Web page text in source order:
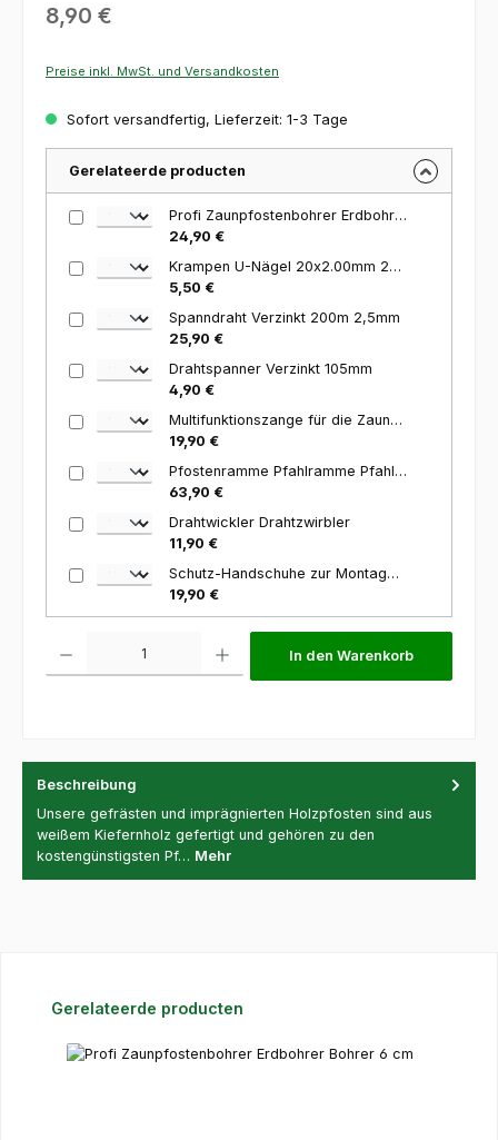
Regulärer Preis:
8,90 €
Preise inkl. MwSt. und Versandkosten
Sofort versandfertig, Lieferzeit: 1-3 Tage
Gerelateerde producten
Profi Zaunpfostenbohrer Erdbohrer Bohrer 6 cm
24,90 €
Krampen U-Nägel 20x2.00mm 250 Stück
5,50 €
Spanndraht Verzinkt 200m 2,5mm
25,90 €
Drahtspanner Verzinkt 105mm
4,90 €
Multifunktionszange für die Zaunmontage
19,90 €
Pfostenramme Pfahlramme Pfahlhammer 66,5cm 120mm
63,90 €
Drahtwickler Drahtzwirbler
11,90 €
Schutz-Handschuhe zur Montage von Stacheldraht
19,90 €
In den Warenkorb
Beschreibung
Unsere gefrästen und imprägnierten Holzpfosten sind aus
weißem Kiefernholz gefertigt und gehören zu den
kostengünstigsten Pf… Mehr
Produktgalerie überspringen
Gerelateerde producten